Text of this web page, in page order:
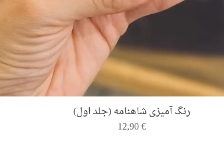
Quick View
رنگ ‌آمیزی شاهنامه (جلد اول)
Price
12,90 €